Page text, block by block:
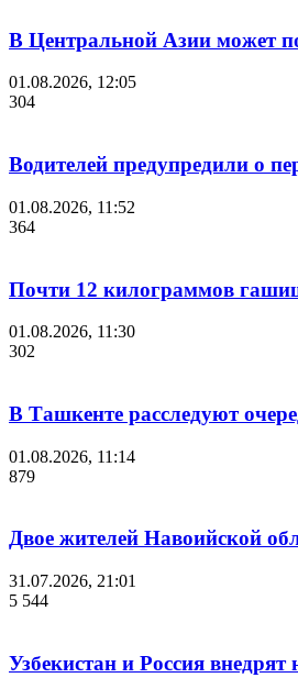
В Центральной Азии может
01.08.2026, 12:05
304
Водителей предупредили о
01.08.2026, 11:52
364
Почти 12 килограммов
01.08.2026, 11:30
302
В Ташкенте расследуют
01.08.2026, 11:14
879
Двое жителей Навоийской
31.07.2026, 21:01
5 544
Узбекистан и Россия